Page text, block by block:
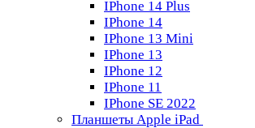
IPhone 14 Plus
IPhone 14
IPhone 13 Mini
IPhone 13
IPhone 12
IPhone 11
IPhone SE 2022
Планшеты Apple iPad